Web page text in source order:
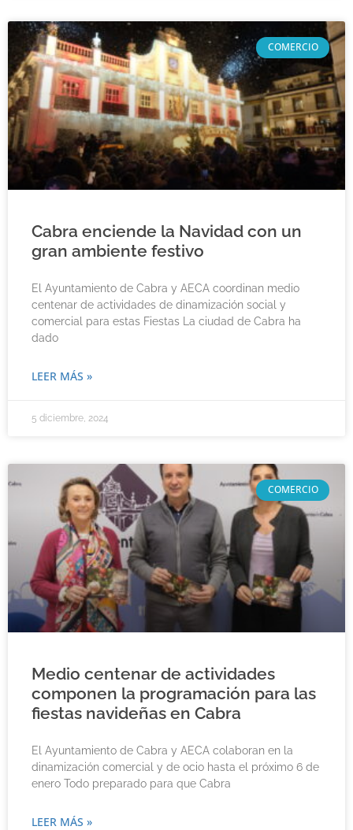
COMERCIO
Cabra enciende la Navidad con un
gran ambiente festivo
El Ayuntamiento de Cabra y AECA coordinan medio
centenar de actividades de dinamización social y
comercial para estas Fiestas La ciudad de Cabra ha
dado
LEER MÁS »
5 diciembre, 2024
COMERCIO
Medio centenar de actividades
componen la programación para las
fiestas navideñas en Cabra
El Ayuntamiento de Cabra y AECA colaboran en la
dinamización comercial y de ocio hasta el próximo 6 de
enero Todo preparado para que Cabra
LEER MÁS »